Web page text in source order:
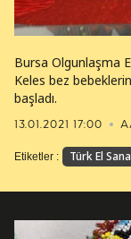
13.01.2021 17:00
Bursa Olgunlaşma
Keles bez
başladı.
Etiketler : Türk El